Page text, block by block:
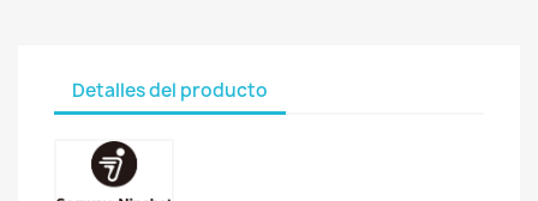
Detalles del producto